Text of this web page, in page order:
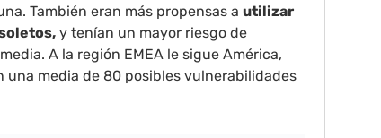
También eran más propensas autilizar
y tenían un mayor riesgo de
A la región EMEA le sigue América,
una media de 80 posibles vulnerabilidades